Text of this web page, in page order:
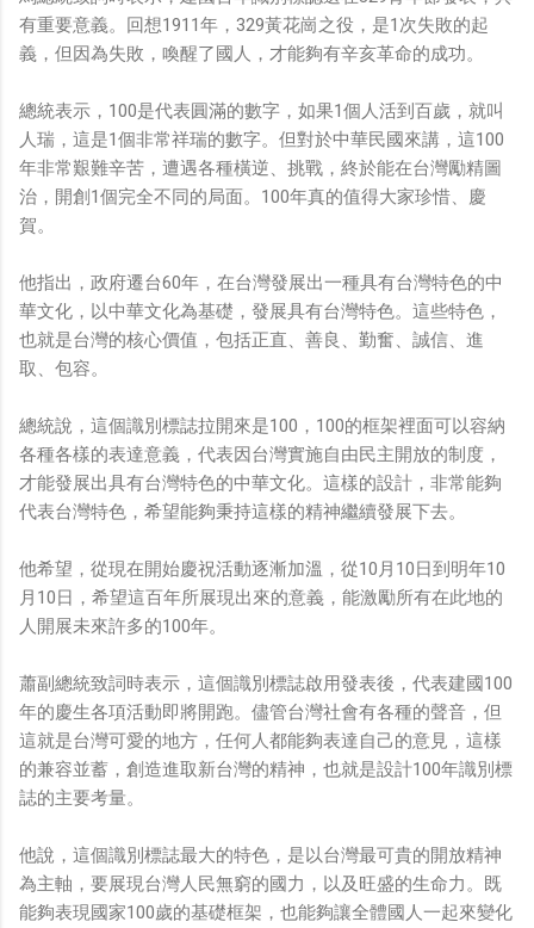
有重要意義。回想1911年，329黃花崗之役，是1次失敗的起
義，但因為失敗，喚醒了國人，才能夠有辛亥革命的成功。
總統表示，100是代表圓滿的數字，如果1個人活到百歲，就叫
人瑞，這是1個非常祥瑞的數字。但對於中華民國來講，這100
年非常艱難辛苦，遭遇各種橫逆、挑戰，終於能在台灣勵精圖
治，開創1個完全不同的局面。100年真的值得大家珍惜、慶
賀。
他指出，政府遷台60年，在台灣發展出一種具有台灣特色的中
華文化，以中華文化為基礎，發展具有台灣特色。這些特色，
也就是台灣的核心價值，包括正直、善良、勤奮、誠信、進
取、包容。
總統說，這個識別標誌拉開來是100，100的框架裡面可以容納
各種各樣的表達意義，代表因台灣實施自由民主開放的制度，
才能發展出具有台灣特色的中華文化。這樣的設計，非常能夠
代表台灣特色，希望能夠秉持這樣的精神繼續發展下去。
他希望，從現在開始慶祝活動逐漸加溫，從10月10日到明年10
月10日，希望這百年所展現出來的意義，能激勵所有在此地的
人開展未來許多的100年。
蕭副總統致詞時表示，這個識別標誌啟用發表後，代表建國100
年的慶生各項活動即將開跑。儘管台灣社會有各種的聲音，但
這就是台灣可愛的地方，任何人都能夠表達自己的意見，這樣
的兼容並蓄，創造進取新台灣的精神，也就是設計100年識別標
誌的主要考量。
他說，這個識別標誌最大的特色，是以台灣最可貴的開放精神
為主軸，要展現台灣人民無窮的國力，以及旺盛的生命力。既
能夠表現國家100歲的基礎框架，也能夠讓全體國人一起來變化